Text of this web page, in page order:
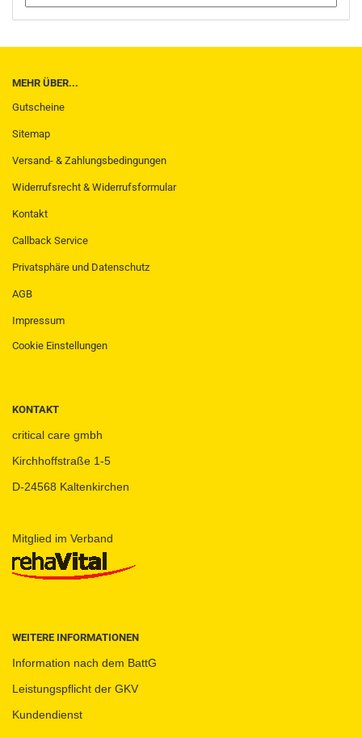
MEHR ÜBER...
Gutscheine
Sitemap
Versand- & Zahlungsbedingungen
Widerrufsrecht & Widerrufsformular
Kontakt
Callback Service
Privatsphäre und Datenschutz
AGB
Impressum
Cookie Einstellungen
KONTAKT
critical care gmbh
Kirchhoffstraße 1-5
D-24568 Kaltenkirchen
Mitglied im Verband
WEITERE INFORMATIONEN
Information nach dem BattG
Leistungspflicht der GKV
Kundendienst